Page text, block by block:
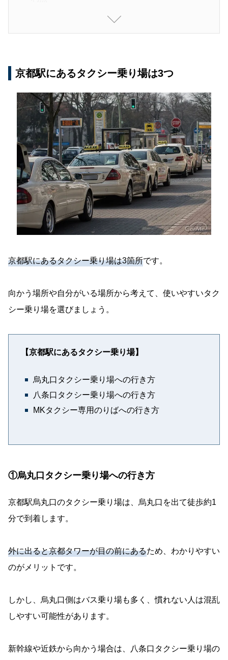
①いまいる場所にタクシーが呼べる
タクシー乗り場とアプリで京都の移動を便利にし
京都駅にあるタクシー乗り場は3つ
京都駅にあるタクシー乗り場は3箇所です。
向かう場所や自分がいる場所から考えて、使いやすいタク
シー乗り場を選びましょう。
【京都駅にあるタクシー乗り場】
烏丸口タクシー乗り場への行き方
八条口タクシー乗り場への行き方
MKタクシー専用のりばへの行き方
①烏丸口タクシー乗り場への行き方
京都駅烏丸口のタクシー乗り場は、烏丸口を出て徒歩約1
分で到着します。
外に出ると京都タワーが目の前にあるため、わかりやすい
のがメリットです。
しかし、烏丸口側はバス乗り場も多く、慣れない人は混乱
しやすい可能性があります。
新幹線や近鉄から向かう場合は、八条口タクシー乗り場の